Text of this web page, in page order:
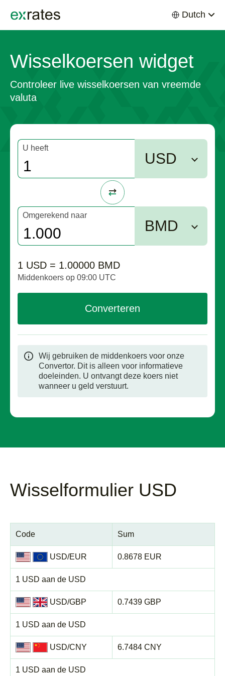
Dutch
Wisselkoersen widget
Controleer live wisselkoersen van vreemde
valuta
U heeft
USD
Omgerekend naar
BMD
1 USD = 1.00000 BMD
Middenkoers op 09:00 UTC
Converteren
Wij gebruiken de middenkoers voor onze
Convertor. Dit is alleen voor informatieve
doeleinden. U ontvangt deze koers niet
wanneer u geld verstuurt.
Wisselformulier USD
Code Sum
USD/EUR
1 USD aan de USD
0.8678 EUR
USD/GBP
1 USD aan de USD
0.7439 GBP
USD/CNY
1 USD aan de USD
6.7484 CNY